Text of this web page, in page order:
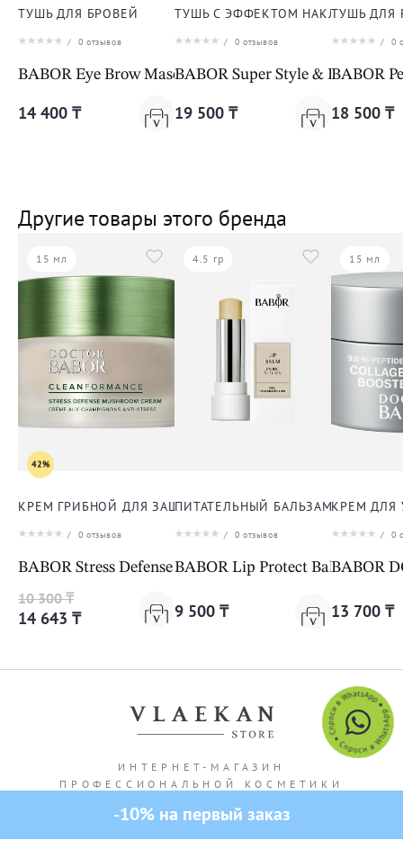
ТУШЬ ДЛЯ БРОВЕЙ
/ 0 отзывов
BABOR Eye Brow Mascara 03 dark
14 400 ₸
ТУШЬ С ЭФФЕКТОМ НАКЛАДНЫХ
/ 0 отзывов
BABOR Super Style & Definish
19 500 ₸
ТУШЬ ДЛЯ
/ 0
BABOR
18 500 ₸
Другие товары этого бренда
15 мл
42%
КРЕМ ГРИБНОЙ ДЛЯ ЗАЩИТЫ ОТ СТРЕССА ДЛЯ ЛИЦА
/ 0 отзывов
BABOR Stress Defense Mushroom Cream
10 300 ₸
14 643 ₸
4.5 гр
ПИТАТЕЛЬНЫЙ БАЛЬЗАМ ДЛЯ ГУБ
/ 0 отзывов
BABOR Lip Protect Balm
9 500 ₸
15 мл
КРЕМ ДЛЯ
/ 0
BABOR
13 700 ₸
ИНТЕРНЕТ-МАГАЗИН
ПРОФЕССИОНАЛЬНОЙ КОСМЕТИКИ
получи промокод